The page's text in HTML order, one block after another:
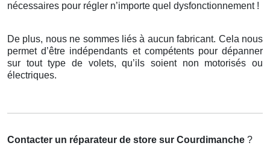
nécessaires pour régler n’importe quel dysfonctionnement !
De plus, nous ne sommes liés à aucun fabricant. Cela nous
permet d’être indépendants et compétents pour dépanner
sur tout type de volets, qu’ils soient non motorisés ou
électriques.
Contacter un réparateur de store sur Courdimanche ?